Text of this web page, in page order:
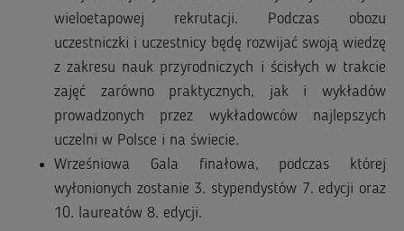
wieloetapowej rekrutacji. Podczas obozu
uczestniczki i uczestnicy będę rozwijać swoją wiedzę
z zakresu nauk przyrodniczych i ścisłych w trakcie
zajęć zarówno praktycznych, jak i wykładów
prowadzonych przez wykładowców najlepszych
uczelni w Polsce i na świecie.
Wrześniowa Gala finałowa, podczas której
wyłonionych zostanie 3. stypendystów 7. edycji oraz
10. laureatów 8. edycji.